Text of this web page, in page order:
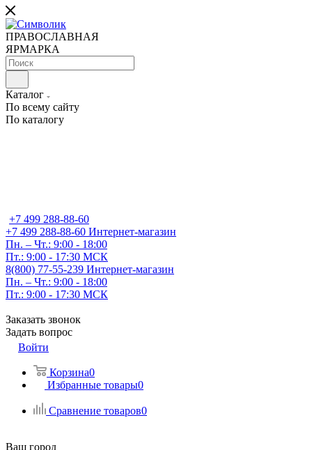
ПРАВОСЛАВНАЯ
ЯРМАРКА
Каталог
По всему сайту
По каталогу
+7 499 288-88-60
+7 499 288-88-60 Интернет-магазин
Пн. – Чт.: 9:00 - 18:00
Пт.: 9:00 - 17:30 МСК
8(800) 77-55-239 Интернет-магазин
Пн. – Чт.: 9:00 - 18:00
Пт.: 9:00 - 17:30 МСК
Заказать звонок
Задать вопрос
Войти
Корзина0
Избранные товары0
Сравнение товаров0
Ваш город